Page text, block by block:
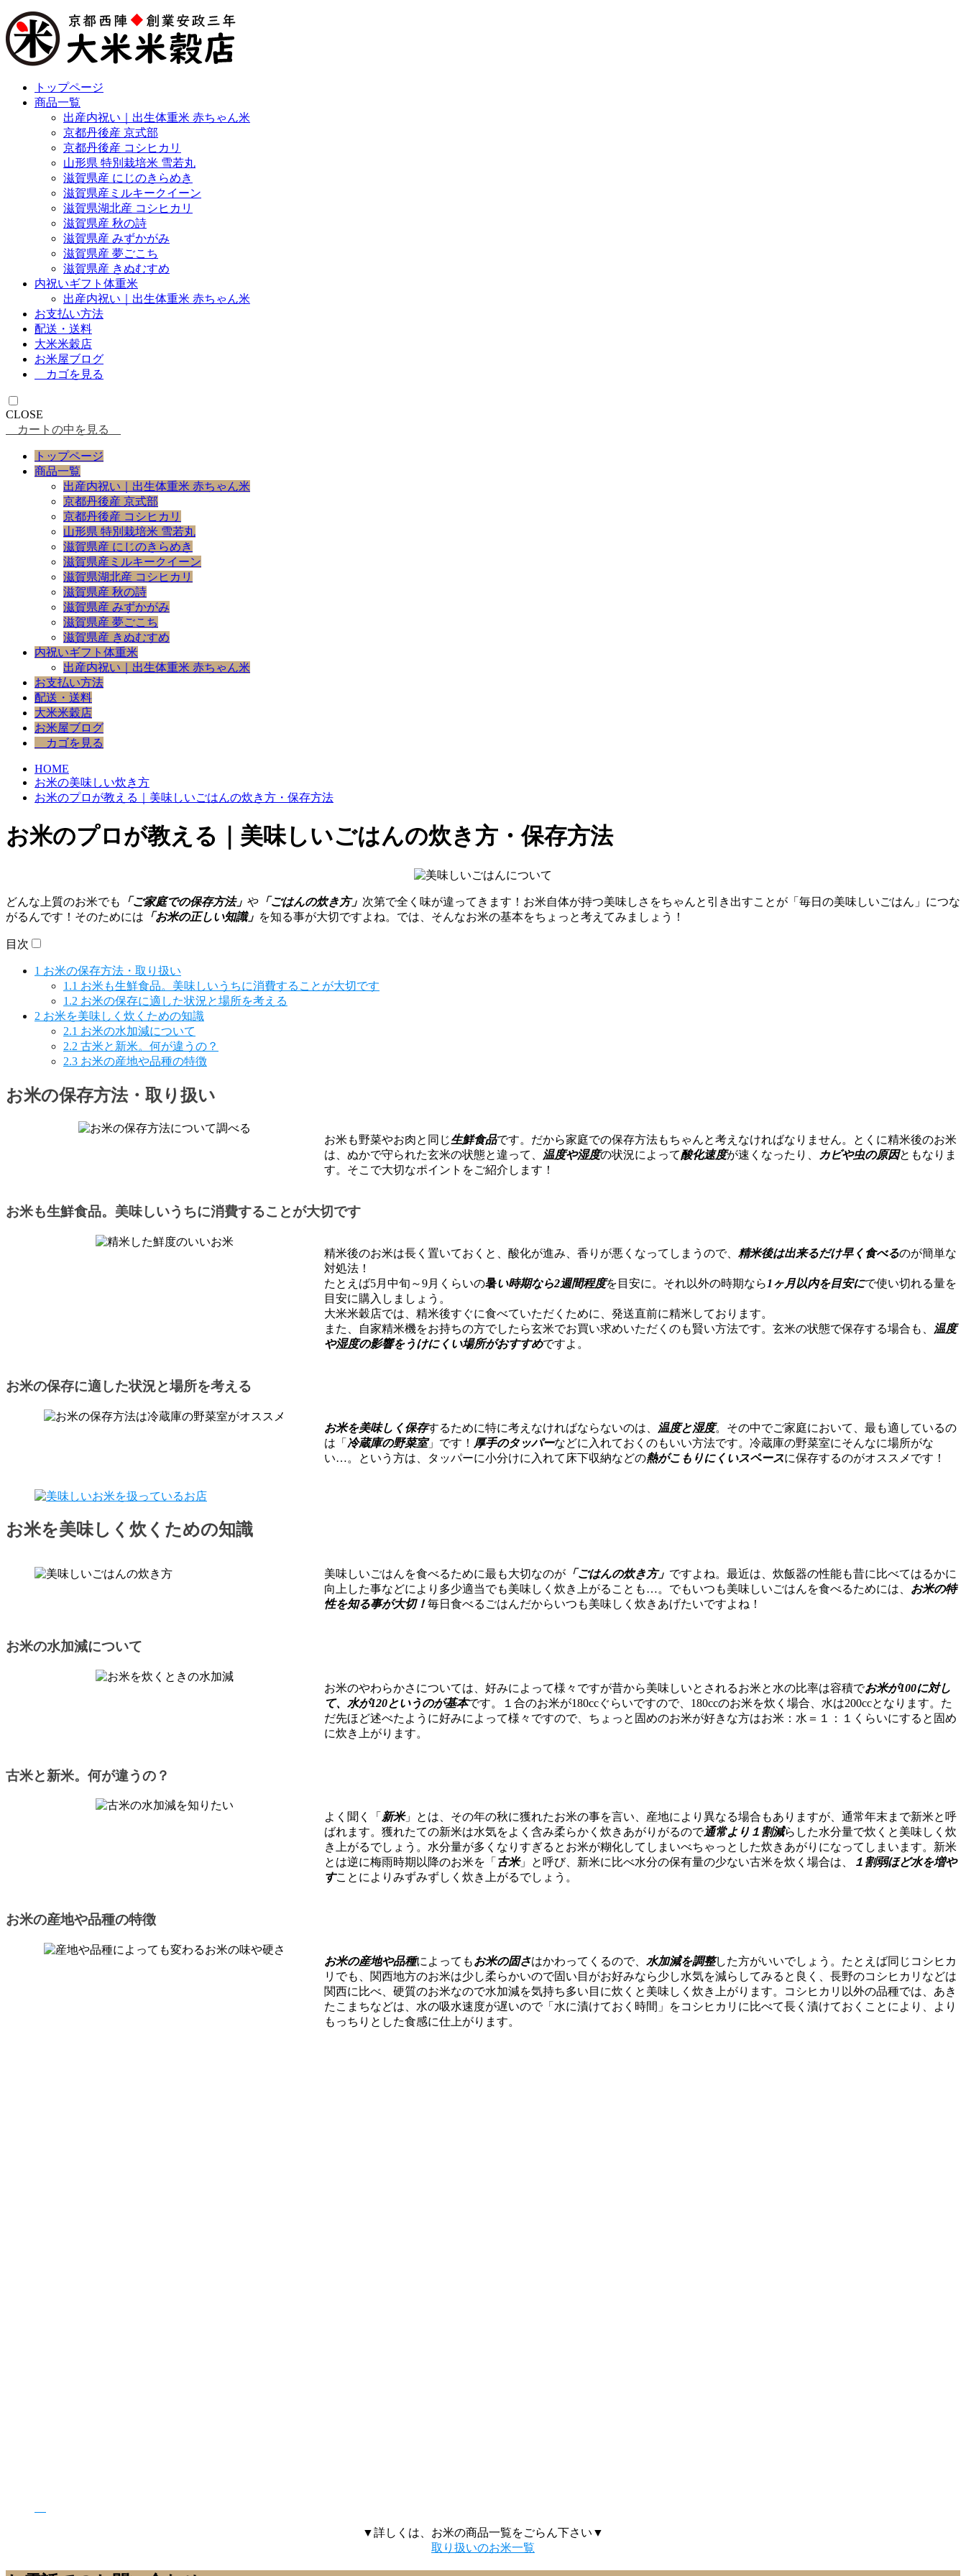
トップページ
商品一覧
出産内祝い｜出生体重米 赤ちゃん米
京都丹後産 京式部
京都丹後産 コシヒカリ
山形県 特別栽培米 雪若丸
滋賀県産 にじのきらめき
滋賀県産ミルキークイーン
滋賀県湖北産 コシヒカリ
滋賀県産 秋の詩
滋賀県産 みずかがみ
滋賀県産 夢ごこち
滋賀県産 きぬむすめ
内祝いギフト体重米
出産内祝い｜出生体重米 赤ちゃん米
お支払い方法
配送・送料
大米米穀店
お米屋ブログ
カゴを見る
CLOSE
カートの中を見る
トップページ
商品一覧
出産内祝い｜出生体重米 赤ちゃん米
京都丹後産 京式部
京都丹後産 コシヒカリ
山形県 特別栽培米 雪若丸
滋賀県産 にじのきらめき
滋賀県産ミルキークイーン
滋賀県湖北産 コシヒカリ
滋賀県産 秋の詩
滋賀県産 みずかがみ
滋賀県産 夢ごこち
滋賀県産 きぬむすめ
内祝いギフト体重米
出産内祝い｜出生体重米 赤ちゃん米
お支払い方法
配送・送料
大米米穀店
お米屋ブログ
カゴを見る
HOME
お米の美味しい炊き方
お米のプロが教える｜美味しいごはんの炊き方・保存方法
お米のプロが教える｜美味しいごはんの炊き方・保存方法
どんな上質のお米でも 「ご家庭での保存方法」 や 「ごはんの炊き方」 次第で全く味が違ってきます！お米自体が持つ美味しさをちゃんと引き出すことが「毎日の美味しいごはん」につな
がるんです！そのためには 「お米の正しい知識」 を知る事が大切ですよね。では、そんなお米の基本をちょっと考えてみましょう！
目次
1 お米の保存方法・取り扱い
1.1 お米も生鮮食品。美味しいうちに消費することが大切です
1.2 お米の保存に適した状況と場所を考える
2 お米を美味しく炊くための知識
2.1 お米の水加減について
2.2 古米と新米。何が違うの？
2.3 お米の産地や品種の特徴
お米の保存方法・取り扱い
お米も野菜やお肉と同じ生鮮食品です。だから家庭での保存方法もちゃんと考えなければなりません。とくに精米後のお米
は、ぬかで守られた玄米の状態と違って、 温度や湿度の状況によって酸化速度が速くなったり、 カビや虫の原因ともなりま
す。そこで大切なポイントをご紹介します！
お米も生鮮食品。美味しいうちに消費することが大切です
精米後のお米は長く置いておくと、酸化が進み、香りが悪くなってしまうので、 精米後は出来るだけ早く食べるのが簡単な
対処法！
たとえば5月中旬～9月くらいの暑い時期なら2週間程度を目安に。それ以外の時期なら 1ヶ月以内を目安にで使い切れる量を
目安に購入しましょう。
大米米穀店では、精米後すぐに食べていただくために、発送直前に精米しております。
また、自家精米機をお持ちの方でしたら玄米でお買い求めいただくのも賢い方法です。玄米の状態で保存する場合も、 温度
や湿度の影響をうけにくい場所がおすすめですよ。
お米の保存に適した状況と場所を考える
お米を美味しく保存するために特に考えなければならないのは、 温度と湿度。その中でご家庭において、最も適しているの
は「 冷蔵庫の野菜室」です！ 厚手のタッパーなどに入れておくのもいい方法です。冷蔵庫の野菜室にそんなに場所がな
い…。という方は、タッパーに小分けに入れて床下収納などの熱がこもりにくいスペースに保存するのがオススメです！
お米を美味しく炊くための知識
美味しいごはんを食べるために最も大切なのが「ごはんの炊き方」 ですよね。最近は、炊飯器の性能も昔に比べてはるかに
向上した事などにより多少適当でも美味しく炊き上がることも…。でもいつも美味しいごはんを食べるためには、 お米の特
性を知る事が大切！毎日食べるごはんだからいつも美味しく炊きあげたいですよね！
お米の水加減について
お米のやわらかさについては、好みによって様々ですが昔から美味しいとされるお米と水の比率は容積でお米が100に対し
て、水が120というのが基本です。１合のお米が180ccぐらいですので、180ccのお米を炊く場合、水は200ccとなります。た
だ先ほど述べたように好みによって様々ですので、ちょっと固めのお米が好きな方はお米：水＝１：１くらいにすると固め
に炊き上がります。
古米と新米。何が違うの？
よく聞く「 新米」とは、その年の秋に獲れたお米の事を言い、産地により異なる場合もありますが、通常年末まで新米と呼
ばれます。獲れたての新米は水気をよく含み柔らかく炊きあがりがるので通常より１割減らした水分量で炊くと美味しく炊
き上がるでしょう。水分量が多くなりすぎるとお米が糊化してしまいべちゃっとした炊きあがりになってしまいます。新米
とは逆に梅雨時期以降のお米を「 古米」と呼び、新米に比べ水分の保有量の少ない古米を炊く場合は、
１割弱ほど水を増や
すことによりみずみずしく炊き上がるでしょう。
お米の産地や品種の特徴
お米の産地や品種によってもお米の固さはかわってくるので、 水加減を調整した方がいいでしょう。たとえば同じコシヒカ
リでも、関西地方のお米は少し柔らかいので固い目がお好みなら少し水気を減らしてみると良く、長野のコシヒカリなどは
関西に比べ、硬質のお米なので水加減を気持ち多い目に炊くと美味しく炊き上がります。コシヒカリ以外の品種では、あき
たこまちなどは、水の吸水速度が遅いので「水に漬けておく時間」をコシヒカリに比べて長く漬けておくことにより、より
もっちりとした食感に仕上がります。
▼詳しくは、お米の商品一覧をごらん下さい▼
取り扱いのお米一覧